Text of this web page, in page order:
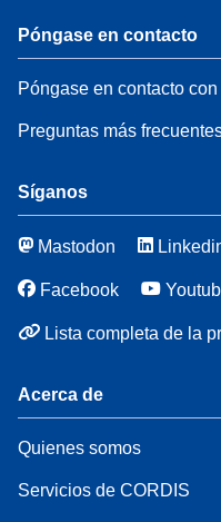
Póngase en contacto
Póngase en contacto
Preguntas más
Síganos
Mastodon
Facebook
Lista completa de la
Acerca de
Quienes somos
Servicios de CORDIS